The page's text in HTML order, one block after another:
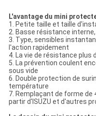
L'avantage du mini
1. Petite taille et taille
2. Basse résistance
3. Type, sensibles
l'action rapidement
4. La vie de résistance plus
5. La prévention coulent
sous vide
6. Double protection de
température
7. Remplaçant de forme de
partir d'ISUZU et d'autres